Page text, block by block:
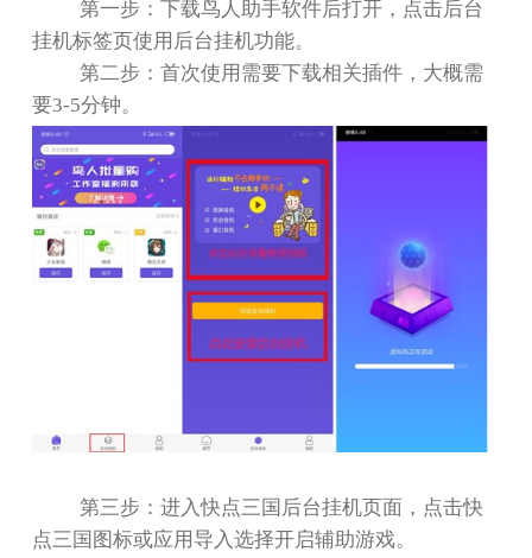
第一步：下载鸟人助手软件后打开，点击后台
挂机标签页使用后台挂机功能。
第二步：首次使用需要下载相关插件，大概需
要3-5分钟。
第三步：进入快点三国后台挂机页面，点击快
点三国图标或应用导入选择开启辅助游戏。